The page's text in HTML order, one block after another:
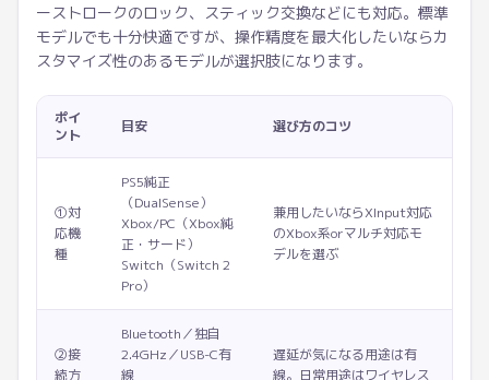
ーストロークのロック、スティック交換などにも対応。標準
モデルでも十分快適ですが、操作精度を最大化したいならカ
スタマイズ性のあるモデルが選択肢になります。
ポイ
ント
目安 選び方のコツ
①対
応機
種
PS5純正
（DualSense）
Xbox/PC（Xbox純
正・サード）
Switch（Switch 2
Pro）
兼用したいならXInput対応
のXbox系orマルチ対応モ
デルを選ぶ
②接
続方
Bluetooth／独自
2.4GHz／USB-C有
線
遅延が気になる用途は有
線。日常用途はワイヤレス